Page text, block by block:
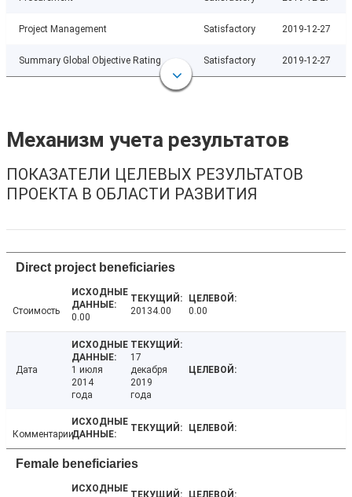
Project Management Satisfactory 2019-12-27
Summary Global Objective Rating Satisfactory 2019-12-27
Механизм учета результатов
ПОКАЗАТЕЛИ ЦЕЛЕВЫХ РЕЗУЛЬТАТОВ
ПРОЕКТА В ОБЛАСТИ РАЗВИТИЯ
Direct project beneficiaries
Стоимость
0.00
20134.00 0.00
Дата
1 июля
2014
года
17
декабря
2019
года
Комментарии
Female beneficiaries